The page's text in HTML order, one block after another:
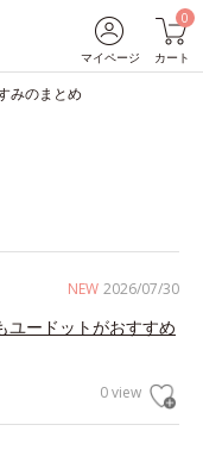
マイページ
0
カート
みのまとめ
NEW 2026/07/30
ユードットがおすすめ
0 view